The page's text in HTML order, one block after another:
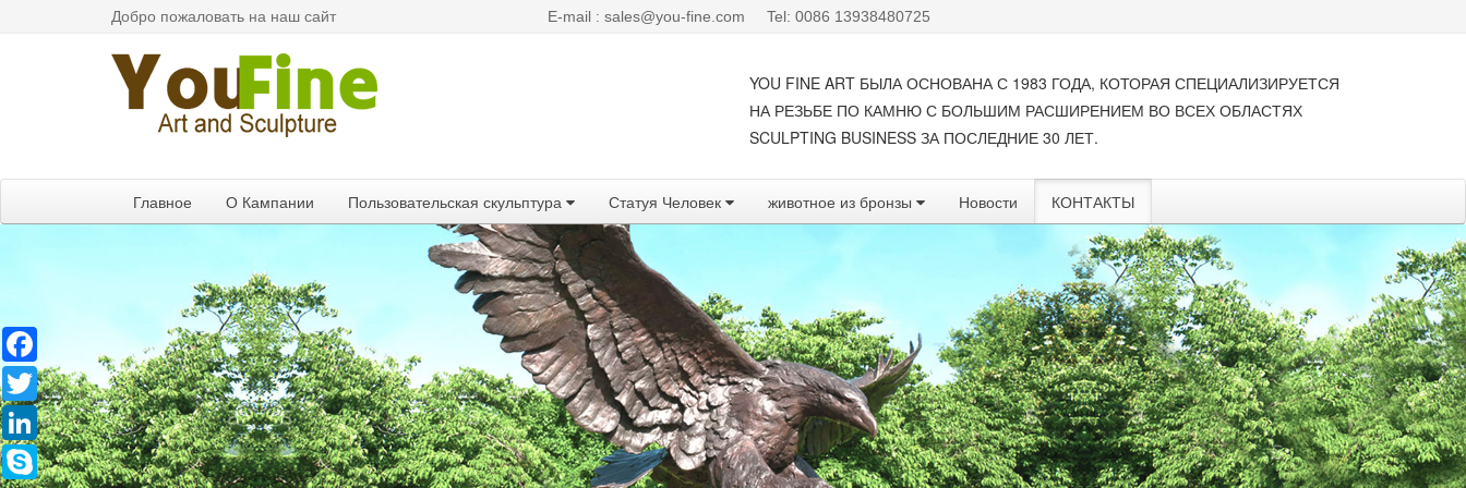
Добро пожаловать на наш сайт E-mail : sales@you-fine.com Tel: 0086 13938480725
YOU FINE ART БЫЛА ОСНОВАНА С 1983 ГОДА, КОТОРАЯ СПЕЦИАЛИЗИРУЕТСЯ
НА РЕЗЬБЕ ПО КАМНЮ С БОЛЬШИМ РАСШИРЕНИЕМ ВО ВСЕХ ОБЛАСТЯХ
SCULPTING BUSINESS ЗА ПОСЛЕДНИЕ 30 ЛЕТ.
Главное О Кампании Пользовательская скульптура Статуя Человек животное из бронзы Новости КОНТАКТЫ
Twitter
LinkedIn
Skype